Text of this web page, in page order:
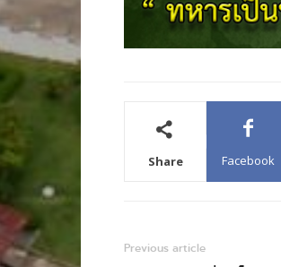
Share Facebook
Previous article